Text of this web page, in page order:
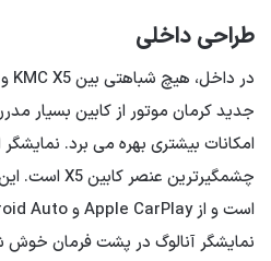
طراحی داخلی
جدید کرمان موتور از کابین بسیار
امکانات بیشتری بهره می برد. نمایشگر
نمایشگر آنالوگ در پشت فرمان